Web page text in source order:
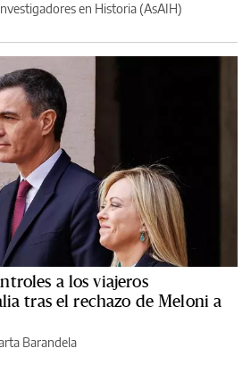
en Historia (AsAIH)
a los viajeros
tras el rechazo de Meloni a
Barandela